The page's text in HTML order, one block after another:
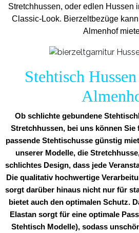
Stretchhussen, oder edlen Hussen
Classic-Look. Bierzeltbezüge
Almenhof
Stehtisch
Ob schlichte gebundene
Stretchhussen, bei uns können Sie
passende Stehtischusse günstig
unserer Modelle, die
schlichtes Design, dass jede
Die qualitativ hochwertige
sorgt darüber hinaus nicht nur für
bietet auch den optimalen Schutz.
Elastan sorgt für eine optimale
Stehtisch Modelle), sodass